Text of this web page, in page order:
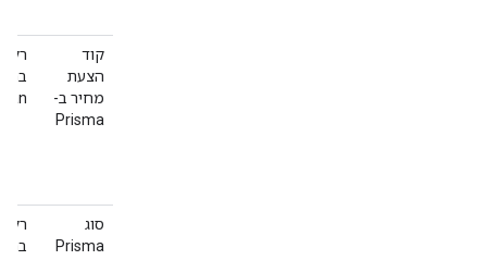
קוד
הצעת
מחיר ב-
Prisma
רק
סוג
Prisma
רק